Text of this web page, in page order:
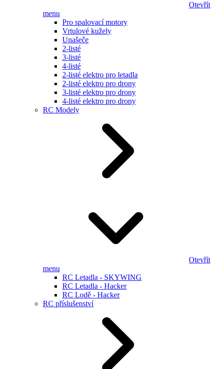
Otevřít
menu
Pro spalovací motory
Vrtulové kužely
Unašeče
2-listé
3-listé
4-listé
2-listé elektro pro letadla
2-listé elektro pro drony
3-listé elektro pro drony
4-listé elektro pro drony
RC Modely
Otevřít
menu
RC Letadla - SKYWING
RC Letadla - Hacker
RC Lodě - Hacker
RC příslušenství